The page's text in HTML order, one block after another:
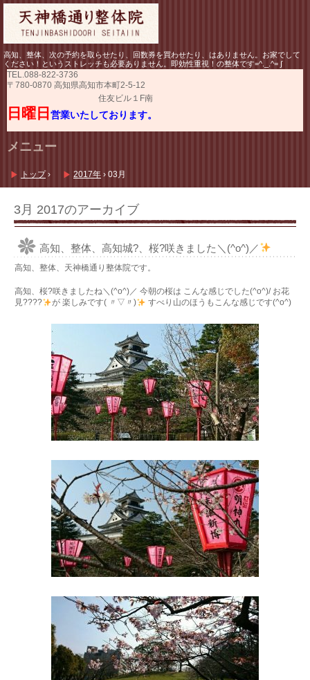
高知、整体、次の予約を取らせたり、回数券を買わせたり、はありません。お家でして
ください！というストレッチも必要ありません。即効性重視！の整体です=^._.^= ∫
TEL.088-822-3736
〒780-0870 高知県高知市本町2-5-12
住友ビル１F南
日曜日 営業いたしております。
メニュー
ン
ツ
へ
ッ
プ
トップ › 2017年 › 03月
3月 2017のアーカイブ
高知、整体、高知城?、桜?咲きました＼(^o^)／
高知、整体、天神橋通り整体院です。
高知、桜?咲きましたね＼(^o^)／ 今朝の桜は こんな感じでした(^o^)/ お花
見????
が 楽しみです( 〃▽〃) すべり山のほうもこんな感じです(^o^)